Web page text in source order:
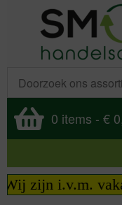
0 items - €
i.v.m.